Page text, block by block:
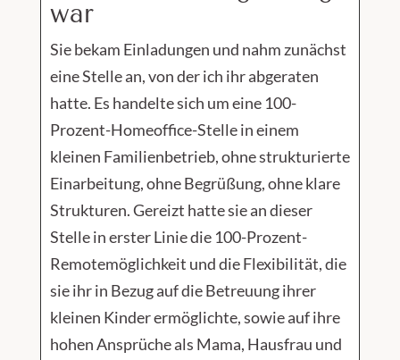
war
Sie bekam Einladungen und nahm zunächst
eine Stelle an, von der ich ihr abgeraten
hatte. Es handelte sich um eine 100-
Prozent-Homeoffice-Stelle in einem
kleinen Familienbetrieb, ohne strukturierte
Einarbeitung, ohne Begrüßung, ohne klare
Strukturen. Gereizt hatte sie an dieser
Stelle in erster Linie die 100-Prozent-
Remotemöglichkeit und die Flexibilität, die
sie ihr in Bezug auf die Betreuung ihrer
kleinen Kinder ermöglichte, sowie auf ihre
hohen Ansprüche als Mama, Hausfrau und